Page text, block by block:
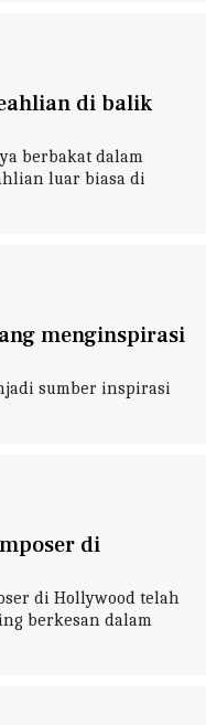
di balik
berbakat dalam
luar biasa di
menginspirasi
sumber inspirasi
di
di Hollywood telah
berkesan dalam